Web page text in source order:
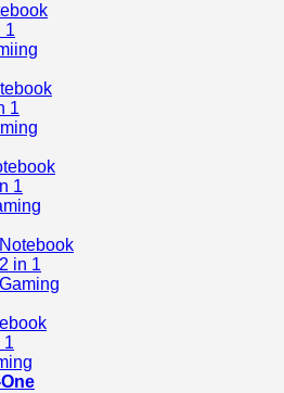
1
1
1
in 1
1